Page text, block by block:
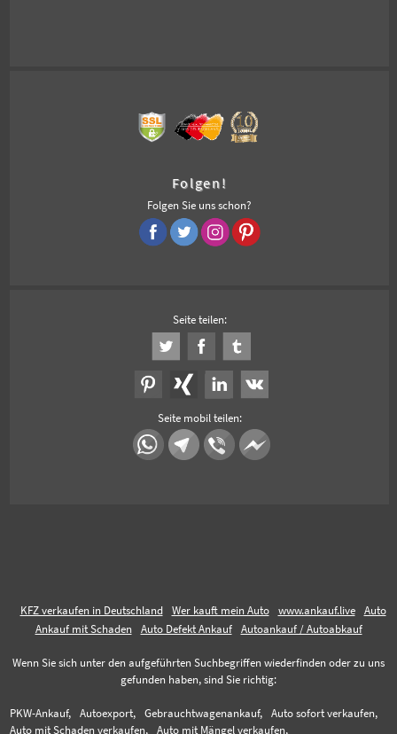
Folgen!
Folgen Sie uns schon?
Seite teilen:
Seite mobil teilen:
KFZ verkaufen in Deutschland Wer kauft mein Auto www.ankauf.live
Auto
Ankauf mit Schaden
Auto Defekt Ankauf Autoankauf / Autoabkauf
Wenn Sie sich unter den aufgeführten Suchbegriffen wiederfinden oder zu uns
gefunden haben, sind Sie richtig:
PKW-Ankauf, Autoexport, Gebrauchtwagenankauf,
Auto sofort verkaufen,
Auto mit Schaden verkaufen,
Auto mit Mängel verkaufen,